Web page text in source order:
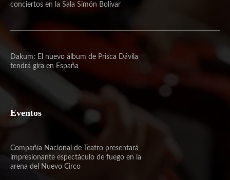
conciertos en la Sala Simón Bolívar
Dakum: El nuevo álbum de Prisca Dávila
tendrá gira en España
Eventos
Compañía Nacional de Teatro presentará
impresionante espectáculo de fuego en la
arena del Nuevo Circo